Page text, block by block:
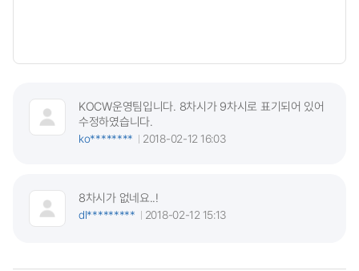
KOCW운영팀입니다. 8차시가 9차시로 표기되어 있어
수정하였습니다.
ko********
2018-02-12 16:03
8차시가 없네요..!
dl*********
2018-02-12 15:13